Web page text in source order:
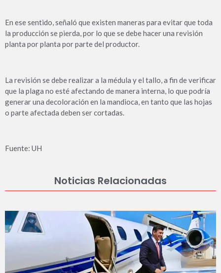
En ese sentido, señaló que existen maneras para evitar que toda
la producción se pierda, por lo que se debe hacer una revisión
planta por planta por parte del productor.
La revisión se debe realizar a la médula y el tallo, a fin de verificar
que la plaga no esté afectando de manera interna, lo que podría
generar una decoloración en la mandioca, en tanto que las hojas
o parte afectada deben ser cortadas.
Fuente: UH
Noticias Relacionadas